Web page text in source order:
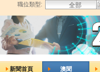
職位類型:
新聞首頁 澳聞